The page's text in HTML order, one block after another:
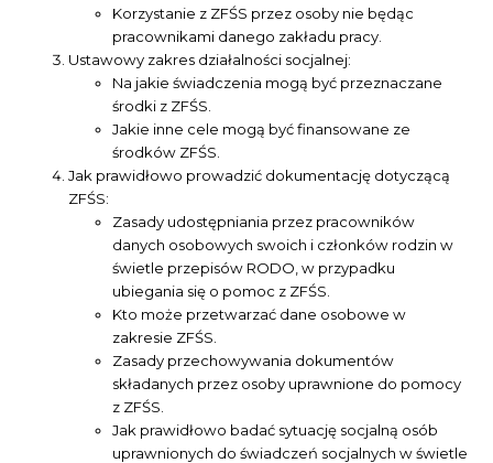
Korzystanie z ZFŚS przez osoby nie będąc
pracownikami danego zakładu pracy.
Ustawowy zakres działalności socjalnej:
Na jakie świadczenia mogą być przeznaczane
środki z ZFŚS.
Jakie inne cele mogą być finansowane ze
środków ZFŚS.
Jak prawidłowo prowadzić dokumentację dotyczącą
ZFŚS:
Zasady udostępniania przez pracowników
danych osobowych swoich i członków rodzin w
świetle przepisów RODO, w przypadku
ubiegania się o pomoc z ZFŚS.
Kto może przetwarzać dane osobowe w
zakresie ZFŚS.
Zasady przechowywania dokumentów
składanych przez osoby uprawnione do pomocy
z ZFŚS.
Jak prawidłowo badać sytuację socjalną osób
uprawnionych do świadczeń socjalnych w świetle